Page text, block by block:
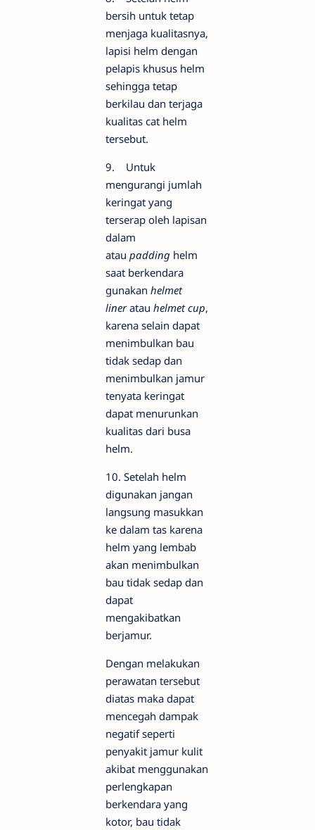
bersih untuk tetap
menjaga kualitasnya,
lapisi helm dengan
pelapis khusus helm
sehingga tetap
berkilau dan terjaga
kualitas cat helm
tersebut.
9. Untuk
mengurangi jumlah
keringat yang
terserap oleh lapisan
dalam
atau padding helm
saat berkendara
gunakan helmet
lineratau helmet cup,
karena selain dapat
menimbulkan bau
tidak sedap dan
menimbulkan jamur
tenyata keringat
dapat menurunkan
kualitas dari busa
helm.
10. Setelah helm
digunakan jangan
langsung masukkan
ke dalam tas karena
helm yang lembab
akan menimbulkan
bau tidak sedap dan
dapat
mengakibatkan
berjamur.
Dengan melakukan
perawatan tersebut
diatas maka dapat
mencegah dampak
negatif seperti
penyakit jamur kulit
akibat menggunakan
perlengkapan
berkendara yang
kotor, bau tidak